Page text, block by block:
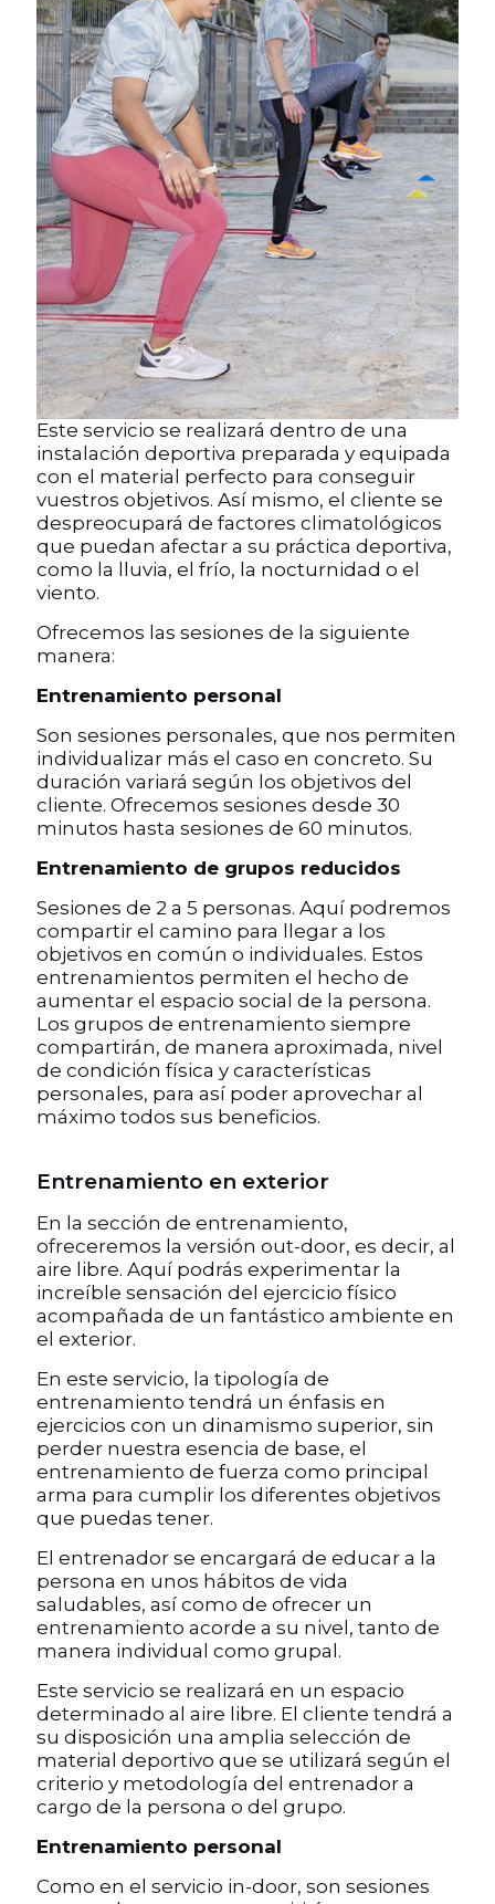
Este servicio se realizará dentro de una
instalación deportiva preparada y equipada
con el material perfecto para conseguir
vuestros objetivos. Así mismo, el cliente se
despreocupará de factores climatológicos
que puedan afectar a su práctica deportiva,
como la lluvia, el frío, la nocturnidad o el
viento.
Ofrecemos las sesiones de la siguiente
manera:
Entrenamiento personal
Son sesiones personales, que nos permiten
individualizar más el caso en concreto. Su
duración variará según los objetivos del
cliente. Ofrecemos sesiones desde 30
minutos hasta sesiones de 60 minutos.
Entrenamiento de grupos reducidos
Sesiones de 2 a 5 personas. Aquí podremos
compartir el camino para llegar a los
objetivos en común o individuales. Estos
entrenamientos permiten el hecho de
aumentar el espacio social de la persona.
Los grupos de entrenamiento siempre
compartirán, de manera aproximada, nivel
de condición física y características
personales, para así poder aprovechar al
máximo todos sus beneficios.
Entrenamiento en exterior
En la sección de entrenamiento,
ofreceremos la versión out-door, es decir, al
aire libre. Aquí podrás experimentar la
increíble sensación del ejercicio físico
acompañada de un fantástico ambiente en
el exterior.
En este servicio, la tipología de
entrenamiento tendrá un énfasis en
ejercicios con un dinamismo superior, sin
perder nuestra esencia de base, el
entrenamiento de fuerza como principal
arma para cumplir los diferentes objetivos
que puedas tener.
El entrenador se encargará de educar a la
persona en unos hábitos de vida
saludables, así como de ofrecer un
entrenamiento acorde a su nivel, tanto de
manera individual como grupal.
Este servicio se realizará en un espacio
determinado al aire libre. El cliente tendrá a
su disposición una amplia selección de
material deportivo que se utilizará según el
criterio y metodología del entrenador a
cargo de la persona o del grupo.
Entrenamiento personal
Como en el servicio in-door, son sesiones